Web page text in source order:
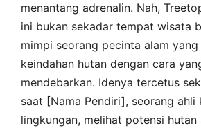
menantang adrenalin. Nah,
ini bukan sekadar tempat wisata
mimpi seorang pecinta alam
keindahan hutan dengan cara
mendebarkan. Idenya tercetus
saat [Nama Pendiri], seorang ahli
lingkungan, melihat potensi hutan